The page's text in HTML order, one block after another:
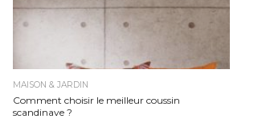
MAISON & JARDIN
Comment choisir le meilleur coussin
scandinave ?